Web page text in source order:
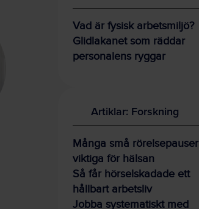
Vad är fysisk arbetsmiljö?
Glidlakanet som räddar
personalens ryggar
Artiklar: Forskning
Många små rörelsepauser
viktiga för hälsan
Så får hörselskadade ett
hållbart arbetsliv
Jobba systematiskt med